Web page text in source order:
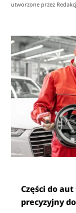
utworzone przez
Części do
precyzyjny